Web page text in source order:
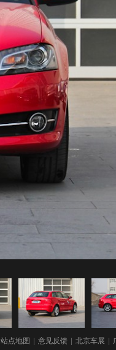
站点地图 意见反馈 北京车展